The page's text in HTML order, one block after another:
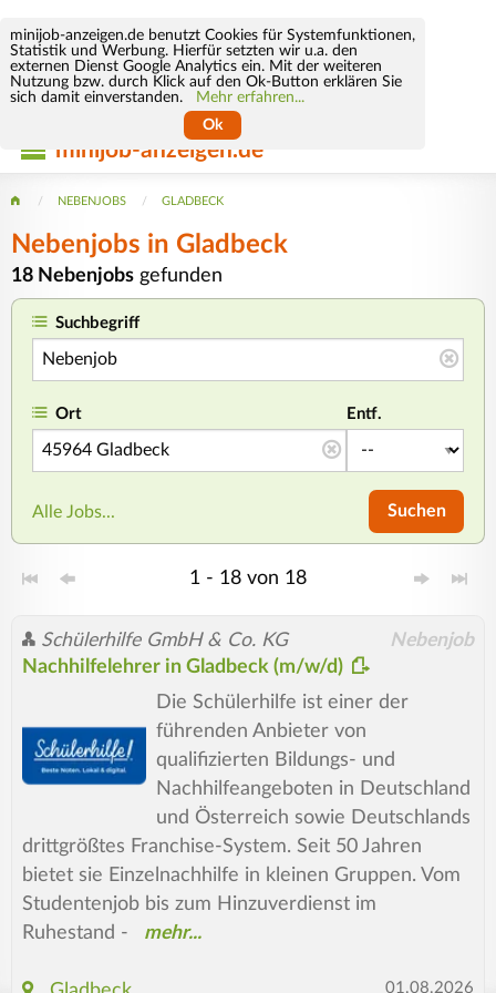
minijob-anzeigen.de benutzt Cookies für Systemfunktionen,
Statistik und Werbung. Hierfür setzten wir u.a. den
externen Dienst Google Analytics ein. Mit der weiteren
Nutzung bzw. durch Klick auf den Ok-Button erklären Sie
sich damit einverstanden.
Mehr erfahren...
Ok
minijob-anzeigen.de
NEBENJOBS GLADBECK
Nebenjobs in Gladbeck
18 Nebenjobs gefunden
Suchbegriff
Ort Entf.
Alle Jobs... Suchen
1 - 18 von 18
Schülerhilfe GmbH & Co. KG Nebenjob
Nachhilfelehrer in Gladbeck (m/w/d)
Die Schülerhilfe ist einer der
führenden Anbieter von
qualifizierten Bildungs- und
Nachhilfeangeboten in Deutschland
und Österreich sowie Deutschlands
drittgrößtes Franchise-System. Seit 50 Jahren
bietet sie Einzelnachhilfe in kleinen Gruppen. Vom
Studentenjob bis zum Hinzuverdienst im
Ruhestand -
01.08.2026